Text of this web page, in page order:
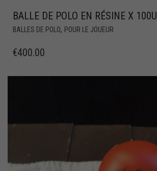
BALLE DE POLO EN RÉSINE X 100U
BALLES DE POLO, POUR LE JOUEUR
€400.00